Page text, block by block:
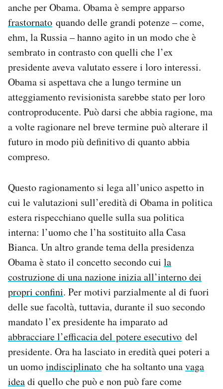
anche per Obama. Obama è sempre apparso
frastornato quando delle grandi potenze – come,
ehm, la Russia – hanno agito in un modo che è
sembrato in contrasto con quelli che l’ex
presidente aveva valutato essere i loro interessi.
Obama si aspettava che a lungo termine un
atteggiamento revisionista sarebbe stato per loro
controproducente. Può darsi che abbia ragione, ma
a volte ragionare nel breve termine può alterare il
futuro in modo più definitivo di quanto abbia
compreso.
Questo ragionamento si lega all’unico aspetto in
cui le valutazioni sull’eredità di Obama in politica
estera rispecchiano quelle sulla sua politica
interna: l’uomo che l’ha sostituito alla Casa
Bianca. Un altro grande tema della presidenza
Obama è stato il concetto secondo cui la
costruzione di una nazione inizia all’interno dei
propri confini. Per motivi parzialmente al di fuori
delle sue facoltà, tuttavia, durante il suo secondo
mandato l’ex presidente ha imparato ad
abbracciare l’efficacia del potere esecutivo del
presidente. Ora ha lasciato in eredità quei poteri a
un uomoindisciplinato che ha soltanto unavaga
ideadi quello che può e non può fare come